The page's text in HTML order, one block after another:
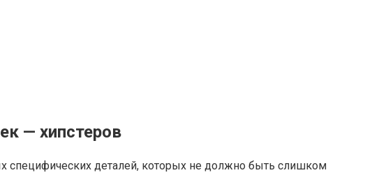
— хипстеров
специфических деталей, которых не должно быть слишком